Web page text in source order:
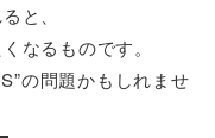
と、
なるものです。
の問題かもしれませ